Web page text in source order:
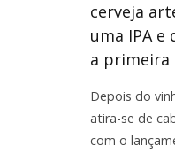
cerveja
uma IPA e
a primeira
Depois do
atira-se de
com o